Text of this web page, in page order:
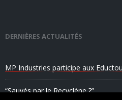
DERNIÈRES ACTUALITÉS
MP Industries participe aux
“Sauvés par le Recyclène ?”